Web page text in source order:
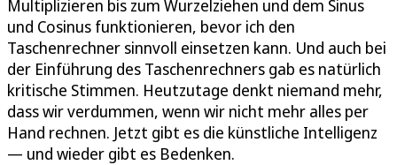
Multiplizieren bis zum Wurzelziehen und dem Sinus
und Cosinus funktionieren, bevor ich den
Taschenrechner sinnvoll einsetzen kann. Und auch bei
der Einführung des Taschenrechners gab es natürlich
kritische Stimmen. Heutzutage denkt niemand mehr,
dass wir verdummen, wenn wir nicht mehr alles per
Hand rechnen. Jetzt gibt es die künstliche Intelligenz
— und wieder gibt es Bedenken.